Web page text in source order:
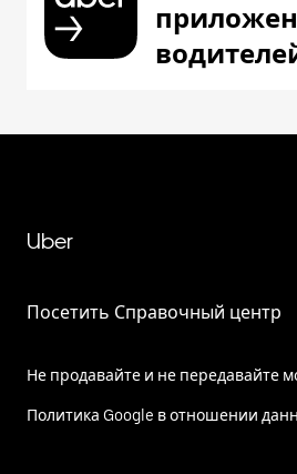
Uber
Посетить Справочный центр
Не продавайте и не передавайте
Политика Google в отношении